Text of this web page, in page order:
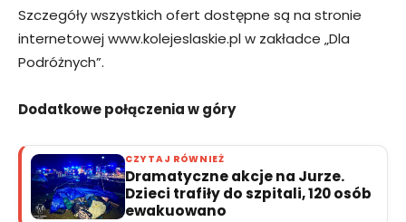
Szczegóły wszystkich ofert dostępne są na stronie
internetowej www.kolejeslaskie.pl w zakładce „Dla
Podróżnych”.
Dodatkowe połączenia w góry
CZYTAJ RÓWNIEŻ
Dramatyczne akcje na Jurze.
Dzieci trafiły do szpitali, 120 osób
ewakuowano